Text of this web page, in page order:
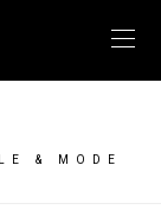
& MODE